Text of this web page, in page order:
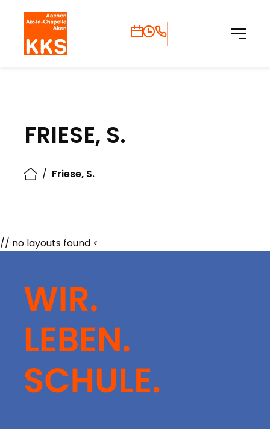
FRIESE, S.
/ Friese, S.
// no layouts found <